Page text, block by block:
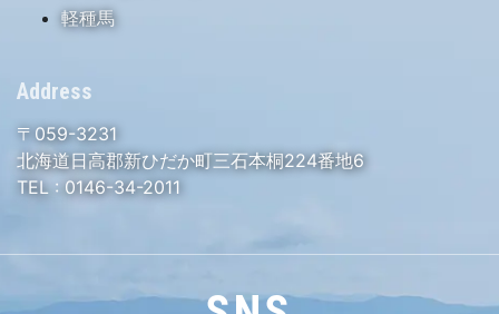
軽種馬
Address
〒059-3231
北海道日高郡新ひだか町三石本桐224番地6
TEL : 0146-34-2011